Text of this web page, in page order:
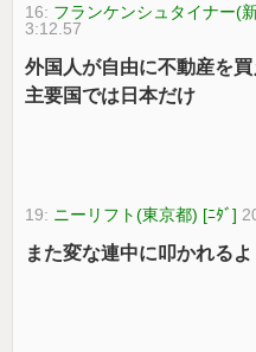
16: フランケンシュタイナー(
3:12.57
外国人が自由に不動産を
主要国では日本だけ
19: ニーリフト(東京都) [ﾆﾀﾞ]
また変な連中に叩かれるよ